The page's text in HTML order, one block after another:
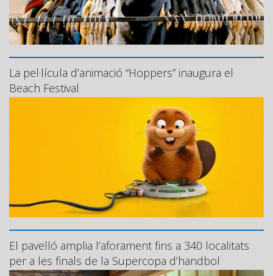
La pel·lícula d’animació “Hoppers” inaugura el
Beach Festival
El pavelló amplia l’aforament fins a 340 localitats
per a les finals de la Supercopa d’handbol